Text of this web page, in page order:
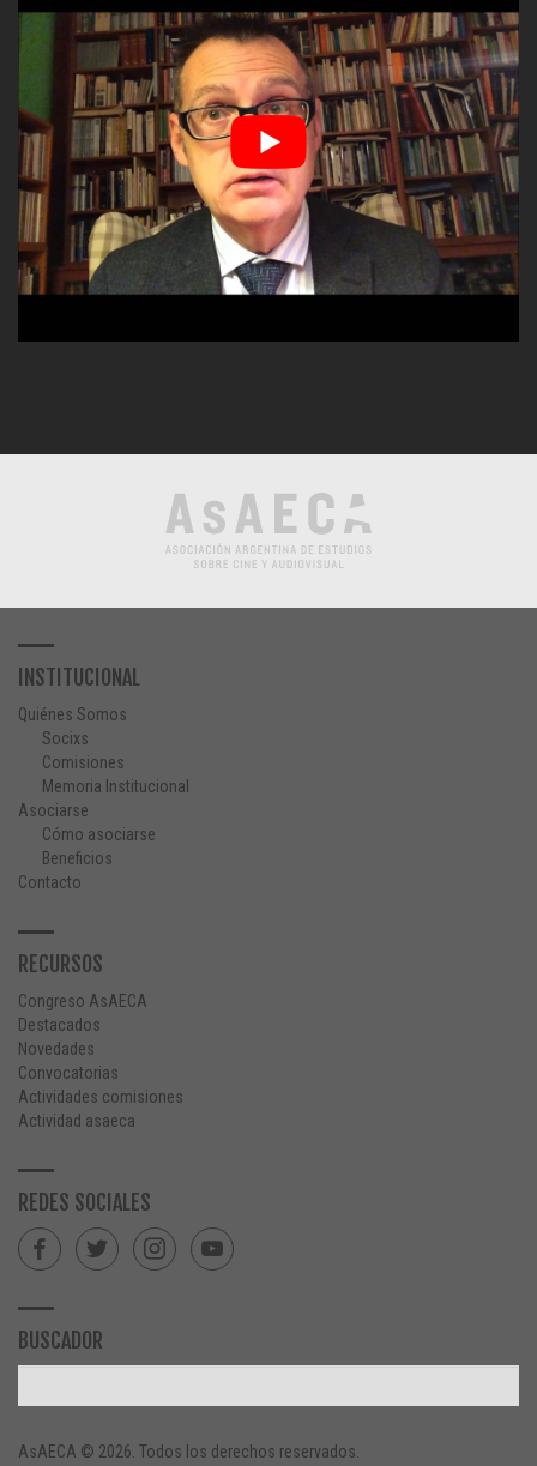
INSTITUCIONAL
Quiénes Somos
Socixs
Comisiones
Memoria Institucional
Asociarse
Cómo asociarse
Beneficios
Contacto
RECURSOS
Congreso AsAECA
Destacados
Novedades
Convocatorias
Actividades comisiones
Actividad asaeca
REDES SOCIALES
BUSCADOR
AsAECA © 2026. Todos los derechos reservados.